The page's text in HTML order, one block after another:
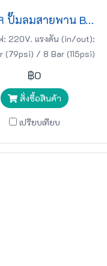
BIGAIR ปั๊มลมสายพาน BAB-10050 1HP 220v 50L สีขาว
: 220V. แรงดัน (in/out):
(79psi) / 8 Bar (115psi)
ปั๊มลมสายพาน BIGAIR
฿0
สั่งซื้อสินค้า
เปรียบเทียบ